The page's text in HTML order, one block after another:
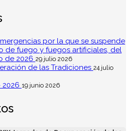
por la que se suspende
de fuego y fuegos artificiales, del
de 2026 29 julio 2026
de las Tradiciones 24 julio
2026 19 junio 2026